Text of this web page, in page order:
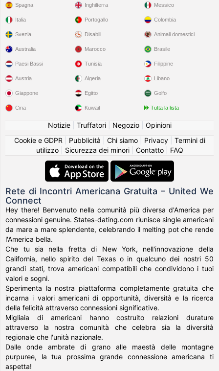
Spagna
Italia
Svezia
Inghilterra
Portogallo
Disabili
Messico
Colombia
Animali domestici
Australia
Paesi Bassi
Austria
Giappone
Cina
Marocco
Tunisia
Algeria
Egitto
Kuwait
Brasile
Filippine
Libano
Golfo
Tutta la lista
Notizie| Truffatori| Negozio| Opinioni
Cookie e GDPR
Pubblicità Chi siamo| Privacy| Termini di
utilizzo| Sicurezza dei minori| Contatto| FAQ
Rete di Incontri Americana Gratuita – United We
Connect
Hey there! Benvenuto nella comunità più diversa d'America per
connessioni genuine. States-dating.com riunisce single americani
da mare a mare splendente, celebrando il melting pot che rende
l'America bella.
Che tu sia nella fretta di New York, nell'innovazione della
California, nello spirito del Texas o in qualcuno dei nostri 50
grandi stati, trova americani compatibili che condividono i tuoi
valori e sogni.
Sperimenta la nostra piattaforma completamente gratuita che
incarna i valori americani di opportunità, diversità e la ricerca
della felicità attraverso connessioni significative.
Migliaia di americani hanno costruito relazioni durature
attraverso la nostra comunità che celebra sia la diversità
regionale che l'unità nazionale.
Dalle onde ambrate di grano alle maestà delle montagne
purpuree, la tua prossima grande connessione americana ti
aspetta!